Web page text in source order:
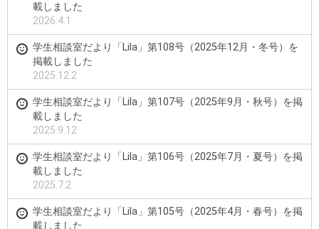
載しました
2026.4.1
学生相談室だより「Lila」第108号（2025年12月・冬号）を
掲載しました
2025.12.2
学生相談室だより「Lila」第107号（2025年9月・秋号）を掲
載しました
2025.9.12
学生相談室だより「Lila」第106号（2025年7月・夏号）を掲
載しました
2025.7.2
学生相談室だより「Lila」第105号（2025年4月・春号）を掲
載しました